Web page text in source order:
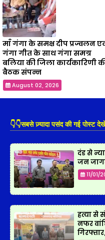
माँ गंगा के समक्ष दीप प्रज्वलन
गंगा गीत के साथ गंगा समग्र
बलिया की जिला कार्यकारिणी
बैठक संपन्न
August 02, 2026
👇👇सबसे ज़्यादा पसंद की गई पोस्ट
दंड से
जन
11/01/
हत्या से
नफर